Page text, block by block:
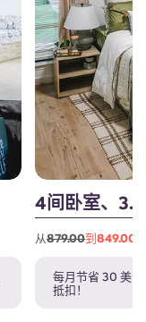
4间卧室、
从879.00到849.00
每月节省 30 美
抵扣！